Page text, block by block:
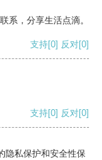
系，分享生活点滴。
支持[0] 反对[0]
支持[0] 反对[0]
隐私保护和安全性保